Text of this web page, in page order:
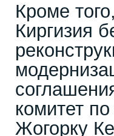
Кроме
Киргизия
комитет
Жогорку